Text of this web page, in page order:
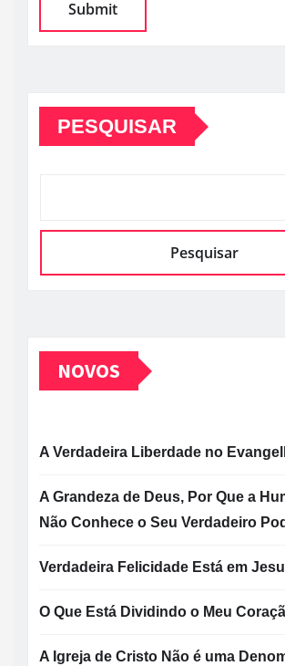
PESQUISAR
Pesquisar
NOVOS
A Verdadeira Liberdade no
A Grandeza de Deus, Por Que a
Não Conhece o Seu Verdadeiro
Verdadeira Felicidade Está em
O Que Está Dividindo o Meu
A Igreja de Cristo Não é uma